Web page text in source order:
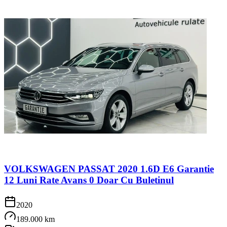
VOLKSWAGEN PASSAT 2020 1.6D E6 Garantie
12 Luni Rate Avans 0 Doar Cu Buletinul
2020
189.000 km